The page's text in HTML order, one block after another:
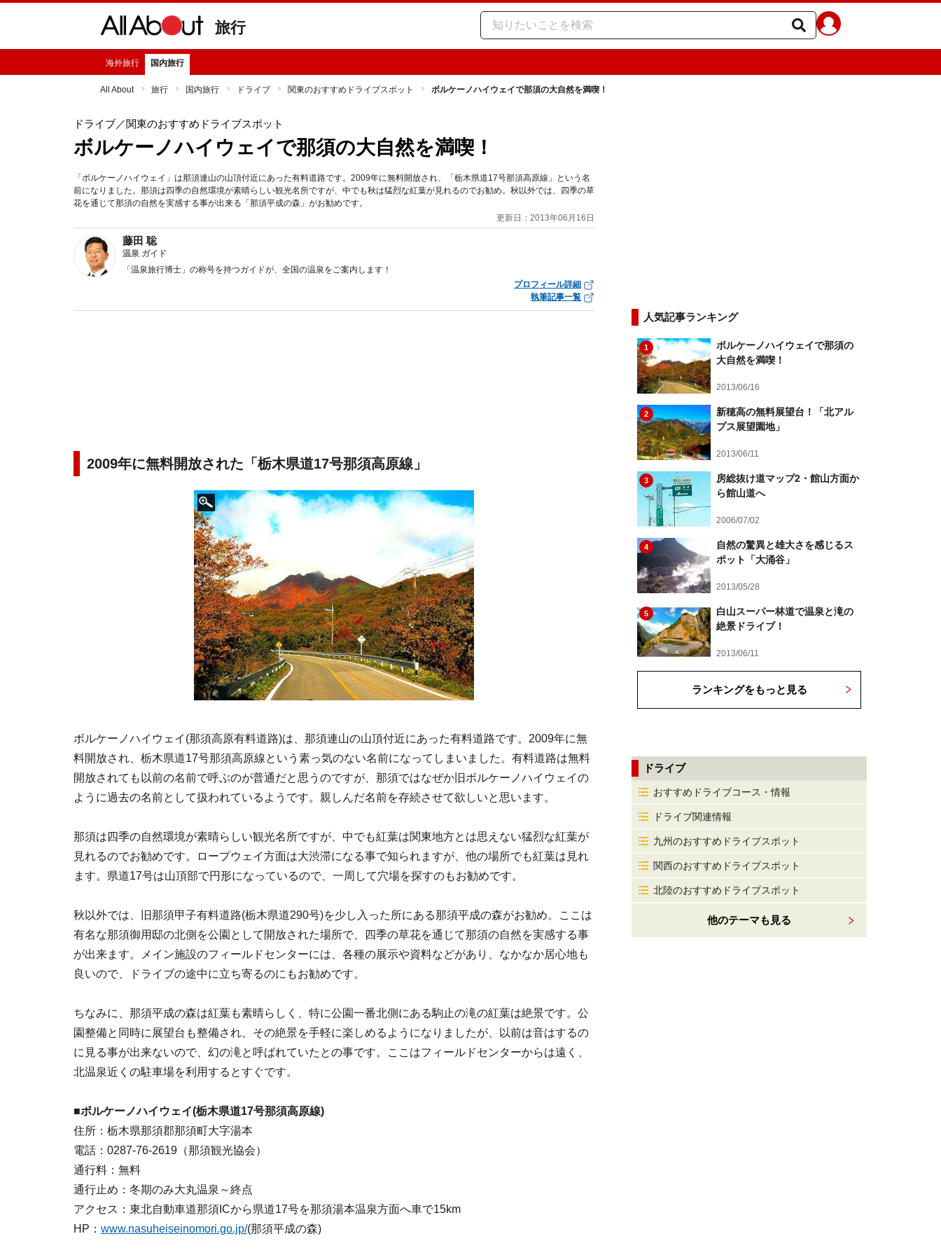
旅行
海外旅行 国内旅行
All About 旅行 国内旅行 ドライブ 関東のおすすめドライブスポット ボルケーノハイウェイで那須の大自然を満喫！
ドライブ／関東のおすすめドライブスポット
ボルケーノハイウェイで那須の大自然を満喫！
「ボルケーノハイウェイ」は那須連山の山頂付近にあった有料道路です。2009年に無料開放され、「栃木県道17号那須高原線」という名
前になりました。那須は四季の自然環境が素晴らしい観光名所ですが、中でも秋は猛烈な紅葉が見れるのでお勧め。秋以外では、四季の草
花を通じて那須の自然を実感する事が出来る「那須平成の森」がお勧めです。
更新日：2013年06月16日
藤田 聡
温泉 ガイド
「温泉旅行博士」の称号を持つガイドが、全国の温泉をご案内します！
プロフィール詳細
執筆記事一覧
2009年に無料開放された「栃木県道17号那須高原線」
ボルケーノハイウェイ(那須高原有料道路)は、那須連山の山頂付近にあった有料道路です。2009年に無
料開放され、栃木県道17号那須高原線という素っ気のない名前になってしまいました。有料道路は無料
開放されても以前の名前で呼ぶのが普通だと思うのですが、那須ではなぜか旧ボルケーノハイウェイの
ように過去の名前として扱われているようです。親しんだ名前を存続させて欲しいと思います。
那須は四季の自然環境が素晴らしい観光名所ですが、中でも紅葉は関東地方とは思えない猛烈な紅葉が
見れるのでお勧めです。ロープウェイ方面は大渋滞になる事で知られますが、他の場所でも紅葉は見れ
ます。県道17号は山頂部で円形になっているので、一周して穴場を探すのもお勧めです。
秋以外では、旧那須甲子有料道路(栃木県道290号)を少し入った所にある那須平成の森がお勧め。ここは
有名な那須御用邸の北側を公園として開放された場所で、四季の草花を通じて那須の自然を実感する事
が出来ます。メイン施設のフィールドセンターには、各種の展示や資料などがあり、なかなか居心地も
良いので、ドライブの途中に立ち寄るのにもお勧めです。
ちなみに、那須平成の森は紅葉も素晴らしく、特に公園一番北側にある駒止の滝の紅葉は絶景です。公
園整備と同時に展望台も整備され、その絶景を手軽に楽しめるようになりましたが、以前は音はするの
に見る事が出来ないので、幻の滝と呼ばれていたとの事です。ここはフィールドセンターからは遠く、
北温泉近くの駐車場を利用するとすぐです。
■ボルケーノハイウェイ(栃木県道17号那須高原線)
住所：栃木県那須郡那須町大字湯本
電話：0287-76-2619（那須観光協会）
通行料：無料
通行止め：冬期のみ大丸温泉～終点
アクセス：東北自動車道那須ICから県道17号を那須湯本温泉方面へ車で15km
HP： www.nasuheiseinomori.go.jp/(那須平成の森)
人気記事ランキング
1
ボルケーノハイウェイで那須の
大自然を満喫！
2013/06/16
2
新穂高の無料展望台！「北アル
プス展望園地」
2013/06/11
3
房総抜け道マップ2・館山方面か
ら館山道へ
2006/07/02
4
自然の驚異と雄大さを感じるス
ポット「大涌谷」
2013/05/28
5
白山スーパー林道で温泉と滝の
絶景ドライブ！
2013/06/11
ランキングをもっと見る
ドライブ
おすすめドライブコース・情報
ドライブ関連情報
九州のおすすめドライブスポット
関西のおすすめドライブスポット
北陸のおすすめドライブスポット
他のテーマも見る